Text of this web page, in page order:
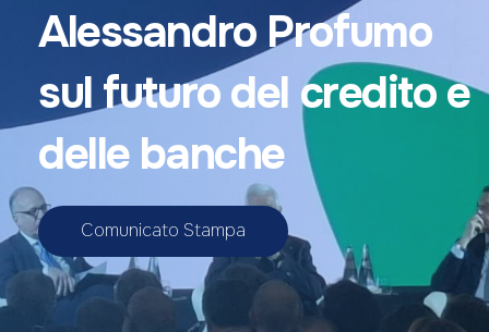
Alessandro Profumo
sul futuro del credito e
delle banche
Comunicato Stampa